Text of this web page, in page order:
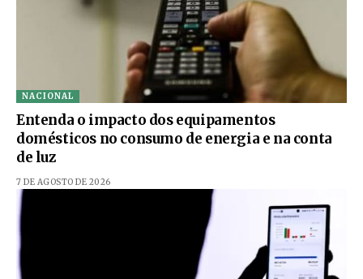
NACIONAL
Entenda o impacto dos equipamentos
domésticos no consumo de energia e na conta
de luz
7 DE AGOSTO DE 2026